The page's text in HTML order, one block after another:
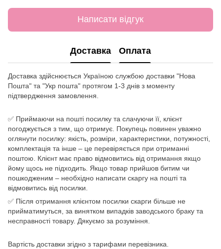
Написати відгук
Доставка Оплата
Доставка здійснюється Україною службою доставки "Нова
Пошта" та "Укр пошта" протягом 1-3 днів з моменту
підтвердження замовлення.
✅ Приймаючи на пошті посилку та слачуючи її, клієнт
погоджується з тим, що отримує. Покупець повинен уважно
оглянути посилку: якість, розміри, характеристики, потужності,
комплектація та інше – це перевіряється при отриманні
поштою. Клієнт має право відмовитись від отримання якщо
йому щось не підходить. Якщо товар прийшов битим чи
пошкодженим – необхідно написати скаргу на пошті та
відмовитись від посилки.
✅ Після отримання клієнтом посилки скарги більше не
прийматимуться, за винятком випадків заводського браку та
несправності товару. Дякуємо за розуміння.
Вартість доставки згідно з тарифами перевізника.